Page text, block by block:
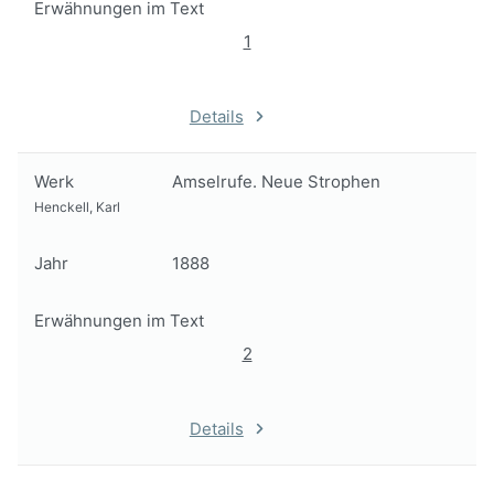
Erwähnungen im Text
1
Details
Werk Amselrufe. Neue Strophen
Henckell, Karl
Jahr 1888
Erwähnungen im Text
2
Details